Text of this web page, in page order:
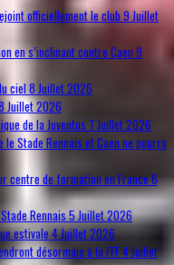
officiellement le club9 Juillet
en s’inclinant contre Caen 9
ciel 8 Juillet 2026
Juillet 2026
de la Juventus 7 Juillet 2026
le Stade Rennais et Caen ne pourra
centre de formation en France6
Rennais5 Juillet 2026
estivale4 Juillet 2026
désormais à la FFF4 Juillet